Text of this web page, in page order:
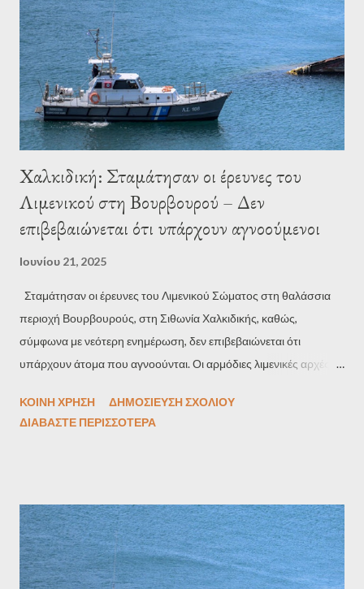
οποία διάρκεσε λίγο περισσότερο από τρία λεπτά, ο Τραμπ είπε
ότι το μέλλον του Ιράν έχει «είτε ειρήνη είτε τραγωδία» κι ότι
υπάρχουν πολλοί άλλοι στόχοι που θα μπορούσαν να πληγούν
από τις ένοπλες δυνάμεις των ΗΠΑ. «Αν η ειρήνη δεν έρθει γρή...
Χαλκιδική: Σταμάτησαν οι έρευνες του
Λιμενικού στη Βουρβουρού – Δεν
επιβεβαιώνεται ότι υπάρχουν αγνοούμενοι
Ιουνίου 21, 2025
Σταμάτησαν οι έρευνες του Λιμενικού Σώματος στη θαλάσσια
περιοχή Βουρβουρούς, στη Σιθωνία Χαλκιδικής, καθώς,
σύμφωνα με νεότερη ενημέρωση, δεν επιβεβαιώνεται ότι
υπάρχουν άτομα που αγνοούνται. Οι αρμόδιες λιμενικές αρχές
έκανε λόγο για δύο αγνοούμενους που ξεκίνησαν από την
ΚΟΙΝΉ ΧΡΉΣΗ
ΔΗΜΟΣΊΕΥΣΗ ΣΧΟΛΊΟΥ
ΔΙΑΒΆΣΤΕ ΠΕΡΙΣΣΌΤΕΡΑ